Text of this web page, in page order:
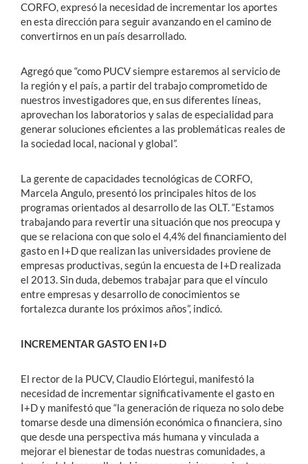
CORFO, expresó la necesidad de incrementar los aportes
en esta dirección para seguir avanzando en el camino de
convertirnos en un país desarrollado.
Agregó que “como PUCV siempre estaremos al servicio de
la región y el país, a partir del trabajo comprometido de
nuestros investigadores que, en sus diferentes líneas,
aprovechan los laboratorios y salas de especialidad para
generar soluciones eficientes a las problemáticas reales de
la sociedad local, nacional y global”.
La gerente de capacidades tecnológicas de CORFO,
Marcela Angulo, presentó los principales hitos de los
programas orientados al desarrollo de las OLT. “Estamos
trabajando para revertir una situación que nos preocupa y
que se relaciona con que solo el 4,4% del financiamiento del
gasto en I+D que realizan las universidades proviene de
empresas productivas, según la encuesta de I+D realizada
el 2013. Sin duda, debemos trabajar para que el vínculo
entre empresas y desarrollo de conocimientos se
fortalezca durante los próximos años”, indicó.
INCREMENTAR GASTO EN I+D
El rector de la PUCV, Claudio Elórtegui, manifestó la
necesidad de incrementar significativamente el gasto en
I+D y manifestó que “la generación de riqueza no solo debe
tomarse desde una dimensión económica o financiera, sino
que desde una perspectiva más humana y vinculada a
mejorar el bienestar de todas nuestras comunidades, a